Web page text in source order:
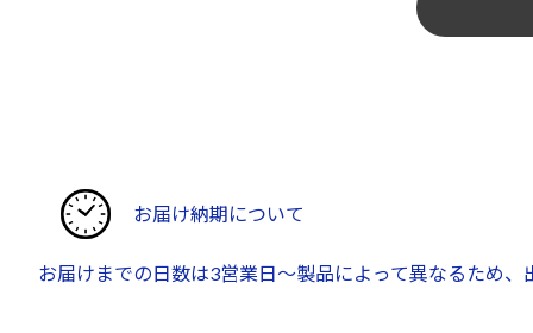
お届け納期について
お届けまでの日数は3営業日～製品によって異なるため